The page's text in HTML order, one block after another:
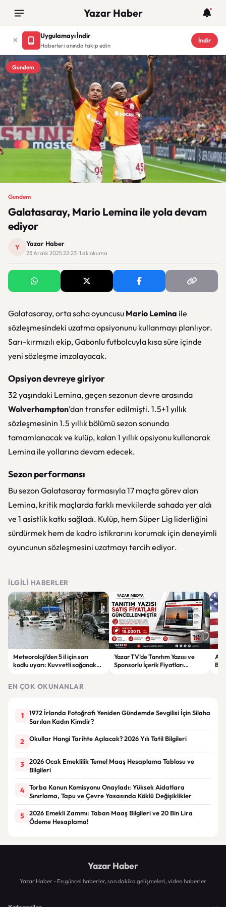
Yazar Haber
Uygulamayı İndir
Haberleri anında takip edin
İndir
Gundem
Gundem
Galatasaray, Mario Lemina ile yola devam
ediyor
Y Yazar Haber
23 Aralık 2025 22:23 · 1 dk okuma
Galatasaray, orta saha oyuncusu Mario Lemina ile
sözleşmesindeki uzatma opsiyonunu kullanmayı planlıyor.
Sarı-kırmızılı ekip, Gabonlu futbolcuyla kısa süre içinde
yeni sözleşme imzalayacak.
Opsiyon devreye giriyor
32 yaşındaki Lemina, geçen sezonun devre arasında
Wolverhampton’dan transfer edilmişti. 1.5+1 yıllık
sözleşmesinin 1.5 yıllık bölümü sezon sonunda
tamamlanacak ve kulüp, kalan 1 yıllık opsiyonu kullanarak
Lemina ile yollarına devam edecek.
Sezon performansı
Bu sezon Galatasaray formasıyla 17 maçta görev alan
Lemina, kritik maçlarda farklı mevkilerde sahada yer aldı
ve 1 asistlik katkı sağladı. Kulüp, hem Süper Lig liderliğini
sürdürmek hem de kadro istikrarını korumak için deneyimli
oyuncunun sözleşmesini uzatmayı tercih ediyor.
İLGILI HABERLER
Meteoroloji'den 5 il için sarı
kodlu uyarı: Kuvvetli sağanak
Yazar TV’de Tanıtım Yazısı ve
Sponsorlu İçerik Fiyatları
EN ÇOK OKUNANLAR
1
1972 İrlanda Fotoğrafı Yeniden Gündemde Sevgilisi İçin Silaha
Sarılan Kadın Kimdir?
2 Okullar Hangi Tarihte Açılacak? 2026 Yılı Tatil Bilgileri
3
2026 Ocak Emeklilik Temel Maaş Hesaplama Tablosu ve
Bilgileri
4
Torba Kanun Komisyonu Onayladı: Yüksek Aidatlara
Sınırlama, Tapu ve Çevre Yasasında Köklü Değişiklikler
5
2026 Emekli Zammı: Taban Maaş Bilgileri ve 20 Bin Lira
Ödeme Hesaplama!
Yazar Haber
Yazar Haber - En güncel haberler, son dakika gelişmeleri, video haberler